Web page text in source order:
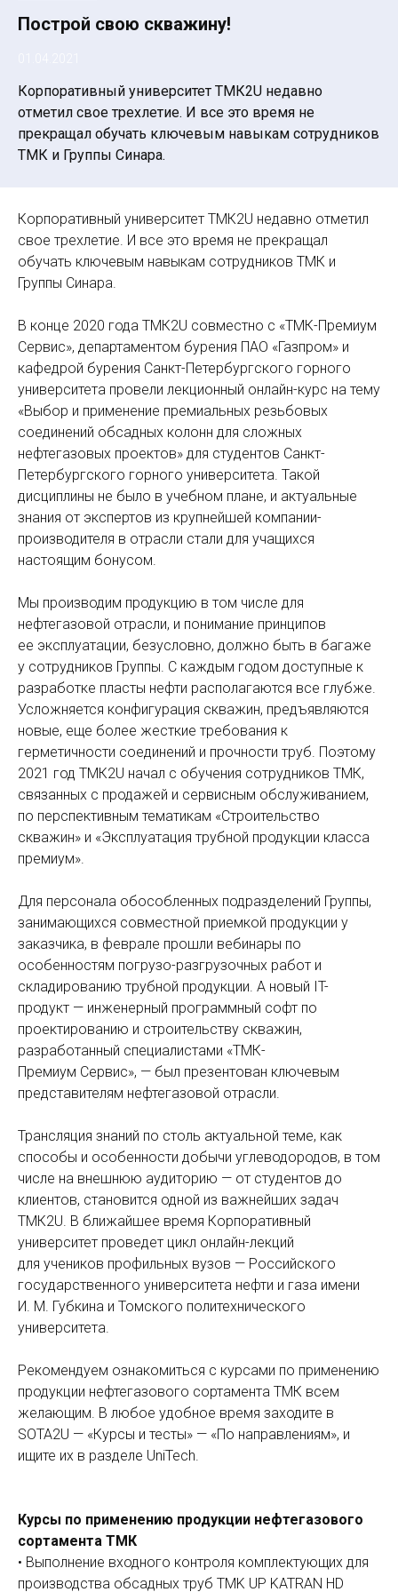
Построй свою скважину!
Корпоративный университет ТМК2U недавно
отметил свое трехлетие. И все это время не
прекращал обучать ключевым навыкам сотрудников
ТМК и Группы Синара.
Корпоративный университет ТМК2U недавно отметил
свое трехлетие. И все это время не прекращал
обучать ключевым навыкам сотрудников ТМК и
Группы Синара.
В конце 2020 года ТМК2U совместно с «ТМК-Премиум
Сервис», департаментом бурения ПАО «Газпром» и
кафедрой бурения Санкт-Петербургского горного
университета провели лекционный онлайн-курс на тему
«Выбор и применение премиальных резьбовых
соединений обсадных колонн для сложных
нефтегазовых проектов» для студентов Санкт-
Петербургского горного университета. Такой
дисциплины не было в учебном плане, и актуальные
знания от экспертов из крупнейшей компании-
производителя в отрасли стали для учащихся
настоящим бонусом.
Мы производим продукцию в том числе для
нефтегазовой отрасли, и понимание принципов
ее эксплуатации, безусловно, должно быть в багаже
у сотрудников Группы. С каждым годом доступные к
разработке пласты нефти располагаются все глубже.
Усложняется конфигурация скважин, предъявляются
новые, еще более жесткие требования к
герметичности соединений и прочности труб. Поэтому
2021 год ТМК2U начал с обучения сотрудников ТМК,
связанных с продажей и сервисным обслуживанием,
по перспективным тематикам «Строительство
скважин» и «Эксплуатация трубной продукции класса
премиум».
Для персонала обособленных подразделений Группы,
занимающихся совместной приемкой продукции у
заказчика, в феврале прошли вебинары по
особенностям погрузо-разгрузочных работ и
складированию трубной продукции. А новый IT-
продукт — инженерный программный софт по
проектированию и строительству скважин,
разработанный специалистами «ТМК-
Премиум Сервис», — был презентован ключевым
представителям нефтегазовой отрасли.
Трансляция знаний по столь актуальной теме, как
способы и особенности добычи углеводородов, в том
числе на внешнюю аудиторию — от студентов до
клиентов, становится одной из важнейших задач
ТМК2U. В ближайшее время Корпоративный
университет проведет цикл онлайн-лекций
для учеников профильных вузов — Российского
государственного университета нефти и газа имени
И. М. Губкина и Томского политехнического
университета.
Рекомендуем ознакомиться с курсами по применению
продукции нефтегазового сортамента ТМК всем
желающим. В любое удобное время заходите в
SOTA2U — «Курсы и тесты» — «По направлениям», и
ищите их в разделе UniTech.
Курсы по применению продукции нефтегазового
сортамента ТМК
• Выполнение входного контроля комплектующих для
производства обсадных труб TMK UP KATRAN HD